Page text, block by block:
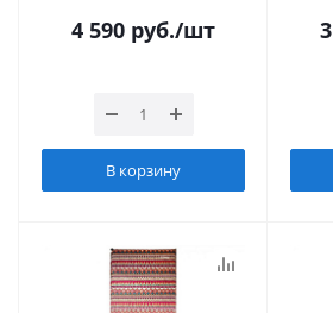
4 590 руб./шт
В корзину